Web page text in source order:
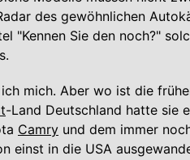
des gewöhnlichen
"Kennen Sie den noch?"
mich. Aber wo ist die
-Land Deutschland hatte sie
Camry und dem immer
einst in die USA